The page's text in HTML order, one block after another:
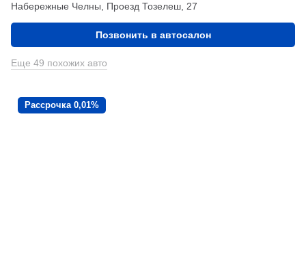
Набережные Челны, Проезд ​Тозелеш, 27
Позвонить в автосалон
Еще 49 похожих авто
Рассрочка 0,01%